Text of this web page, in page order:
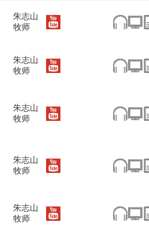
朱志山
牧师
朱志山
牧师
朱志山
牧师
朱志山
牧师
朱志山
牧师